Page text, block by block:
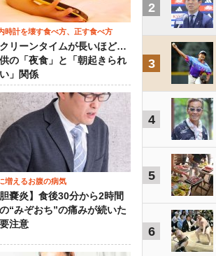
時計を壊す食べ方、正す食べ方
リーンタイムが長いほど…
の「夜食」と「朝起きられ
」関係
増えるお腹の病気
胆嚢炎】食後30分から2時間
“みぞおち”の痛みが続いた
注意
2
3
4
5
6